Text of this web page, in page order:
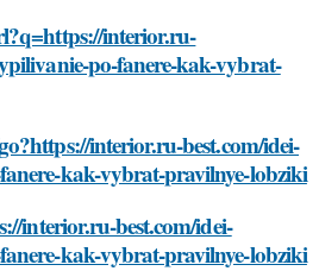
interior.ru-
po-fanere-kak-vybrat-
interior.ru-best.com/idei-
kak-vybrat-pravilnye-lobziki
interior.ru-best.com/idei-
kak-vybrat-pravilnye-lobziki